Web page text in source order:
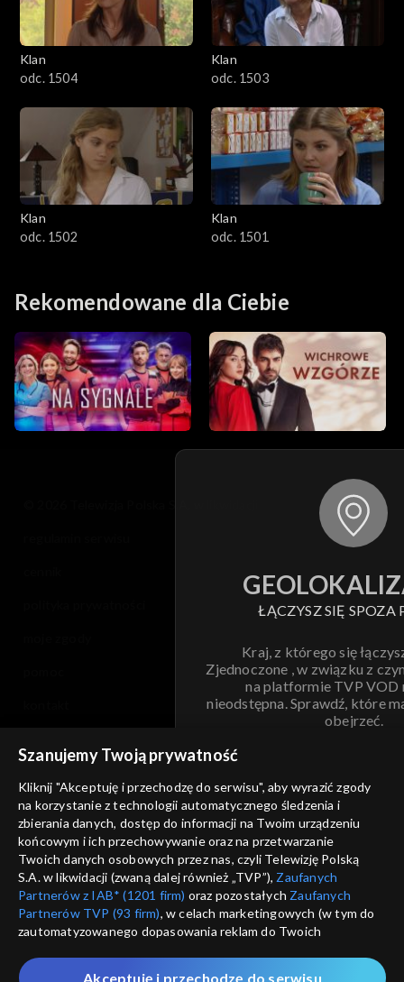
Klan
odc. 1504
Klan
odc. 1503
Klan
odc. 1502
Klan
odc. 1501
Rekomendowane dla Ciebie
ŁĄCZYSZ SIĘ SPOZA
Kraj, z którego się
Zjednoczone , w związku z
na platformie TVP VOD
nieodstępna. Sprawdź, które
obejrzeć.
ANULUJ
informacje o dostawcy usług
Szanujemy Twoją prywatność
Kliknij "Akceptuję i przechodzę do serwisu", aby wyrazić zgody
na korzystanie z technologii automatycznego śledzenia i
zbierania danych, dostęp do informacji na Twoim urządzeniu
końcowym i ich przechowywanie oraz na przetwarzanie
Twoich danych osobowych przez nas, czyli Telewizję Polską
S.A. w likwidacji (zwaną dalej również „TVP”), Zaufanych
Partnerów z IAB* (1201 firm) oraz pozostałych Zaufanych
Partnerów TVP (93 firm), w celach marketingowych (w tym do
zautomatyzowanego dopasowania reklam do Twoich
które wskazujemy poniżej, a także zgody na udostępnianie
Akceptuję i przechodzę do serwisu